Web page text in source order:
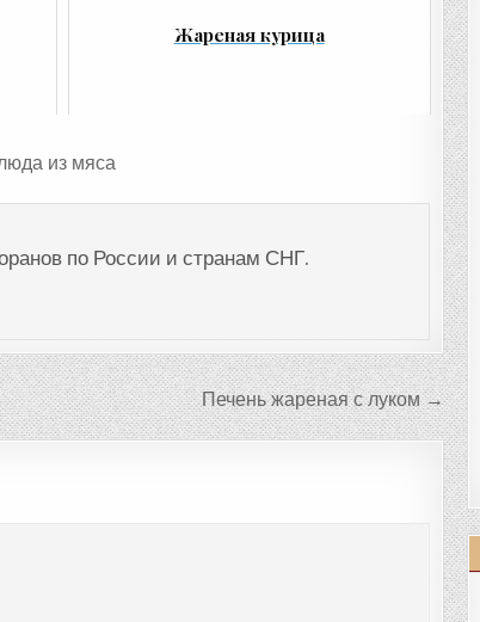
Жареная курица
из мяса
по России и странам СНГ.
Печень жареная с луком →